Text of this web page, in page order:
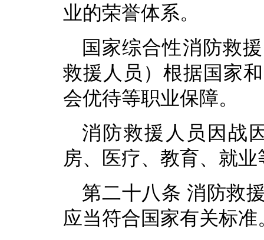
业的荣誉体系。
国家综合性消防救
救援人员）根据国家
会优待等职业保障。
消防救援人员因战
房、医疗、教育、就
第二十八条 消防救
应当符合国家有关标准